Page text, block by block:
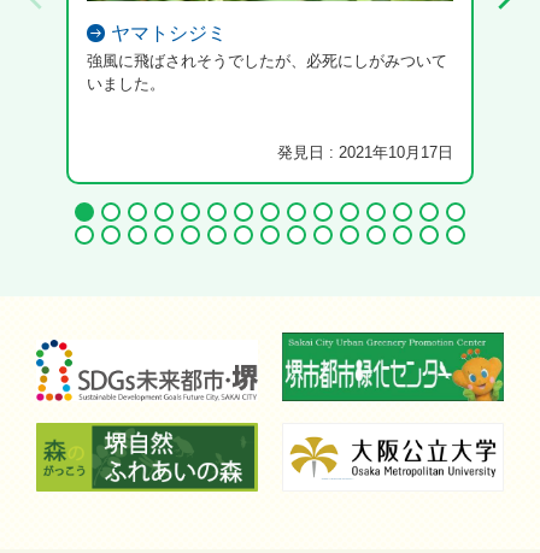
ヤマトシジミ
強風に飛ばされそうでしたが、必死にしがみついて
いました。
発見日 : 2021年10月17日